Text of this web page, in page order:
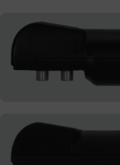
Bildergalerie überspringen